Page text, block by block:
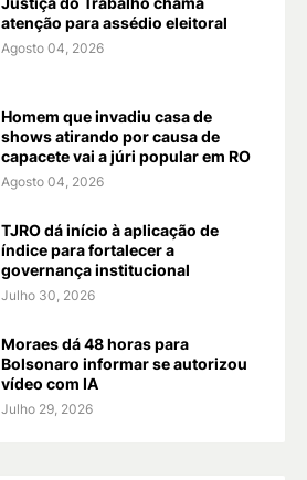
atenção para assédio eleitoral
Agosto 04, 2026
Homem que invadiu casa de
shows atirando por causa de
capacete vai a júri popular em RO
Agosto 04, 2026
TJRO dá início à aplicação de
índice para fortalecer a
governança institucional
Julho 30, 2026
Moraes dá 48 horas para
Bolsonaro informar se autorizou
vídeo com IA
Julho 29, 2026